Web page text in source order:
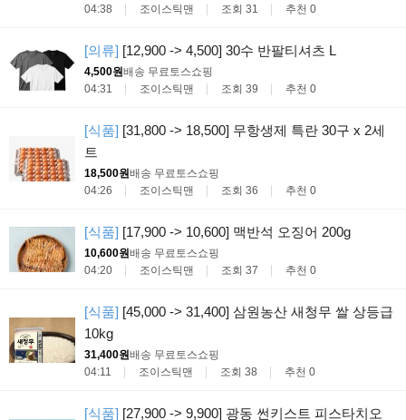
04:38
조이스틱맨 조회 31 추천 0
[의류] [12,900 -> 4,500] 30수 반팔티셔츠 L
4,500원배송 무료토스쇼핑
04:31
조이스틱맨 조회 39 추천 0
[식품] [31,800 -> 18,500] 무항생제 특란 30구 x 2세
트
18,500원배송 무료토스쇼핑
04:26
조이스틱맨 조회 36 추천 0
[식품] [17,900 -> 10,600] 맥반석 오징어 200g
10,600원배송 무료토스쇼핑
04:20
조이스틱맨 조회 37 추천 0
[식품] [45,000 -> 31,400] 삼원농산 새청무 쌀 상등급
10kg
31,400원배송 무료토스쇼핑
04:11
조이스틱맨 조회 38 추천 0
[식품] [27,900 -> 9,900] 광동 썬키스트 피스타치오